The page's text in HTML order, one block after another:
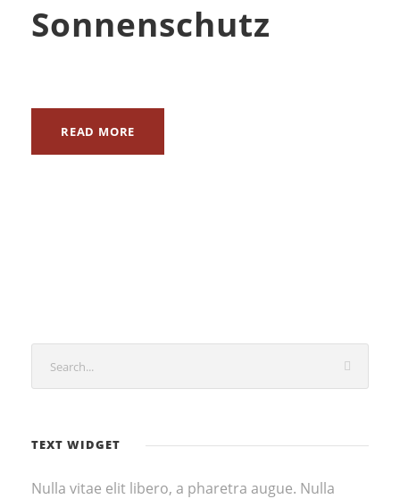
Sonnenschutz
READ MORE
TEXT WIDGET
Nulla vitae elit libero, a pharetra augue. Nulla